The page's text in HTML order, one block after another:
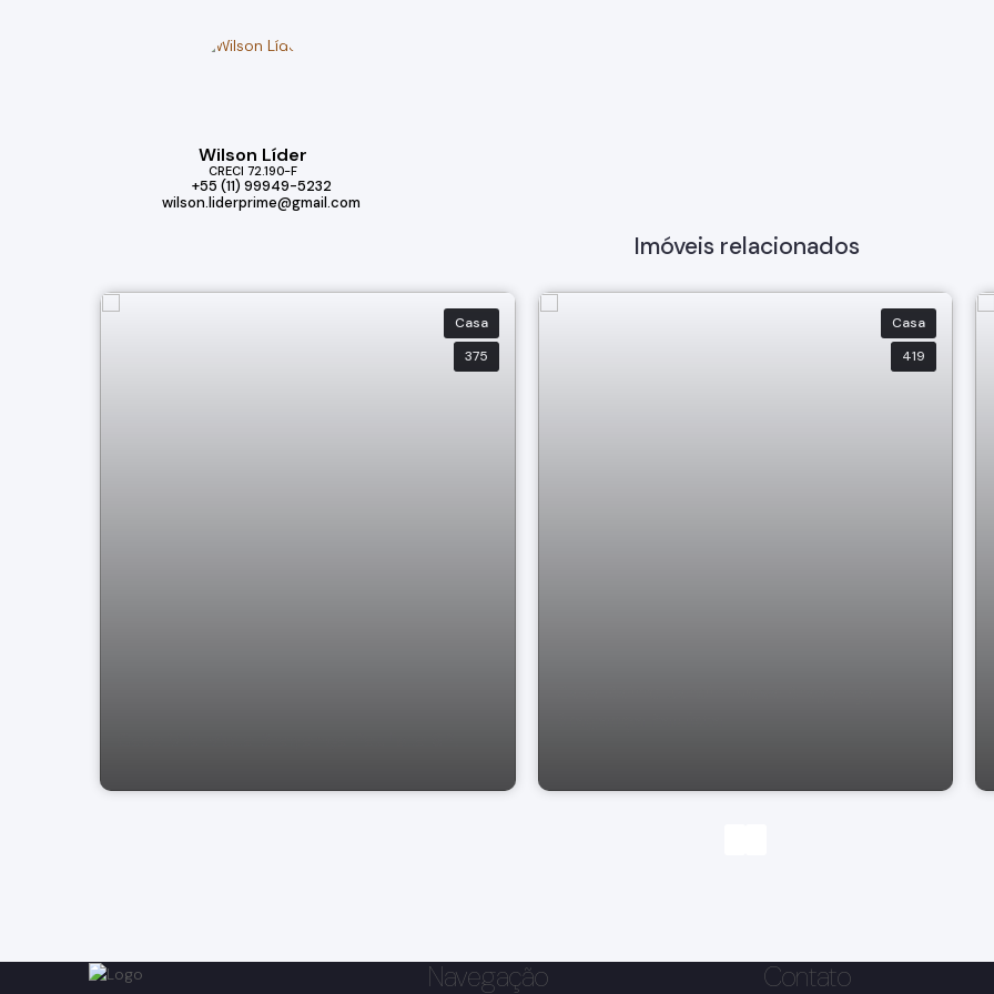
Wilson Líder
CRECI 72.190-F
+55 (11) 99949-5232
wilson.liderprime@gmail.com
Imóveis relacionados
Casa
375
Casa
419
Navegação Contato